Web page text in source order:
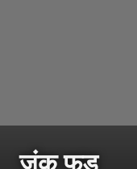
जंक फूड